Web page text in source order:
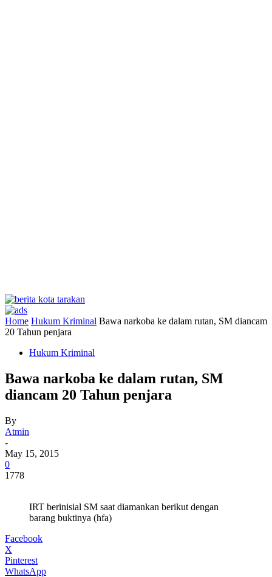
Home Hukum Kriminal Bawa narkoba ke dalam rutan, SM diancam
20 Tahun penjara
Hukum Kriminal
Bawa narkoba ke dalam rutan, SM
diancam 20 Tahun penjara
By
Atmin
-
May 15, 2015
0
1778
IRT berinisial SM saat diamankan berikut dengan
barang buktinya (hfa)
Facebook
X
Pinterest
WhatsApp